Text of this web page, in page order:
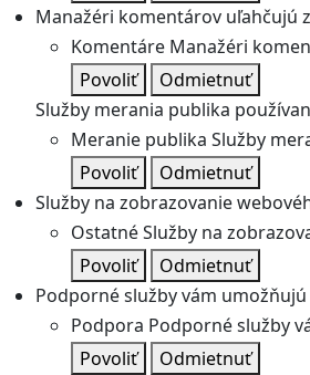
Manažéri komentárov uľahčujú
Komentáre Manažéri
Povoliť
Odmietnuť
Služby merania publika
Meranie publika Služby
Povoliť
Odmietnuť
Služby na zobrazovanie
OstatnéSlužby na
Povoliť
Odmietnuť
Podporné služby vám
Podpora Podporné služby
Povoliť
Odmietnuť